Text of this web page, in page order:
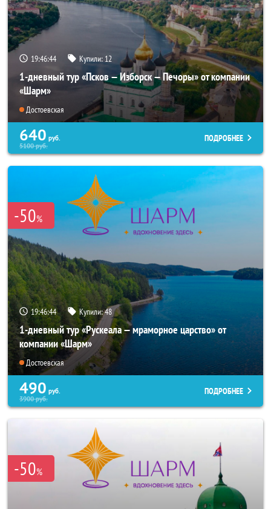
19:46:43 Купили: 12
1-дневный тур «Псков — Изборск — Печоры» от компании
«Шарм»
Достоевская
640 руб.
5100руб.
ПОДРОБНЕЕ
-50%
19:46:43 Купили:48
1-дневный тур «Рускеала — мраморное царство» от
компании «Шарм»
Достоевская
490 руб.
3900руб.
ПОДРОБНЕЕ
-50%